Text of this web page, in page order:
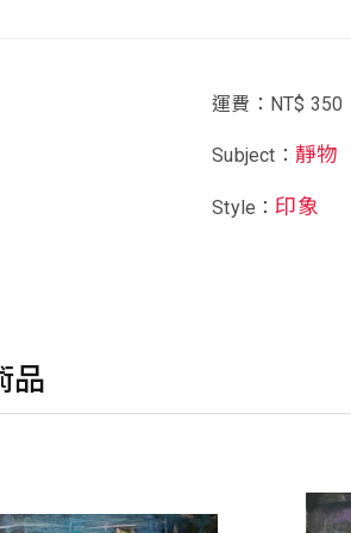
運費：NT$ 350
Subject： 靜物
Style：印象
品